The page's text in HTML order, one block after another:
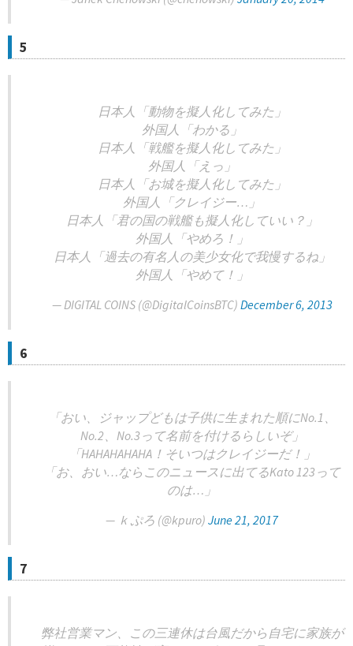
5
日本人「動物を擬人化してみた」
外国人「わかる」
日本人「戦艦を擬人化してみた」
外国人「えっ」
日本人「お城を擬人化してみた」
外国人「クレイジー…」
日本人「君の国の戦艦も擬人化していい？」
外国人「やめろ！」
日本人「過去の有名人の美少女化で我慢するね」
外国人「やめて！」
— DIGITAL COINS (@DigitalCoinsBTC) December 6, 2013
6
「おい、ジャップどもは子供に生まれた順にNo.1、
No.2、No.3って名前を付けるらしいぞ」
「HAHAHAHAHA！そいつはクレイジーだ！」
「お、おい…ならこのニュースに出てるKato 123って
のは…」
— ｋぷろ (@kpuro) June 21, 2017
7
弊社営業マン、この三連休は台風だから自宅に家族が